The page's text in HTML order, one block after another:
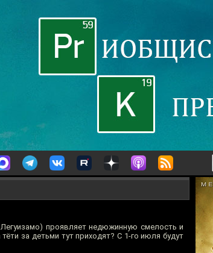
проявляет недюжинную смелость и
за детьми тут приходят? С 1-го июля будут